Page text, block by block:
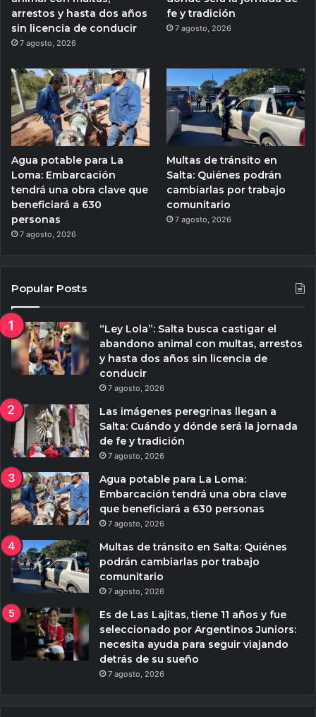
arrestos y hasta dos años
sin licencia de conducir
7 agosto, 2026
fe y tradición
7 agosto, 2026
Agua potable para La
Loma: Embarcación
tendrá una obra clave que
beneficiará a 630
personas
7 agosto, 2026
Multas de tránsito en
Salta: Quiénes podrán
cambiarlas por trabajo
comunitario
7 agosto, 2026
Popular Posts
“Ley Lola”: Salta busca castigar el
abandono animal con multas, arrestos
y hasta dos años sin licencia de
conducir
7 agosto, 2026
Las imágenes peregrinas llegan a
Salta: Cuándo y dónde será la jornada
de fe y tradición
7 agosto, 2026
Agua potable para La Loma:
Embarcación tendrá una obra clave
que beneficiará a 630 personas
7 agosto, 2026
Multas de tránsito en Salta: Quiénes
podrán cambiarlas por trabajo
comunitario
7 agosto, 2026
Es de Las Lajitas, tiene 11 años y fue
seleccionado por Argentinos Juniors:
necesita ayuda para seguir viajando
detrás de su sueño
7 agosto, 2026